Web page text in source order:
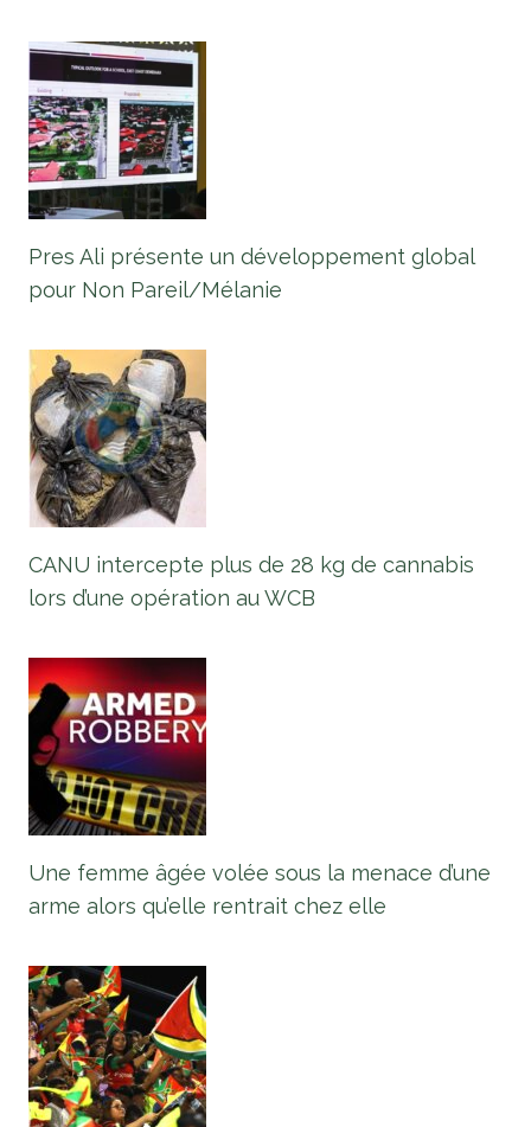
Pres Ali présente un développement global
pour Non Pareil/Mélanie
CANU intercepte plus de 28 kg de cannabis
lors d’une opération au WCB
Une femme âgée volée sous la menace d’une
arme alors qu’elle rentrait chez elle